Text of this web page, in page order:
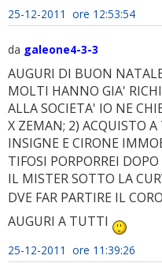
25-12-2011 ore 12:53:54
da galeone4-3-3
AUGURI DI BUON
MOLTI HANNO GIA'
ALLA SOCIETA' IO NE
X ZEMAN; 2) ACQUISTO
INSIGNE E CIRONE
TIFOSI PORPORREI
IL MISTER SOTTO LA
DVE FAR PARTIRE IL
AUGURI A TUTTI
25-12-2011 ore 11:39:26